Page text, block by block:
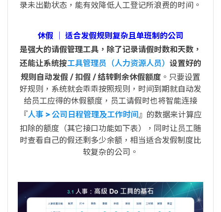
录未出勤状态，能有效降低人工登记所浪费的时间。
休假 │ 适合发假规则复杂且单班制的公司
是强大的请假管理工具，除了记录请假时数和天数，
还能让系统按工具管理员（人力资源人员） 设置好的
规则自动发假 / 扣假 / 结转剩余休假额度 。只要设置
好规则，系统就会乖乖按照规则，时间到期就自动发
给员工应得的休假额度，员工请假时也将智能连接
『人事 > 公司日程管理及工作时间』的数据来计算应
扣除的额度（其它接口功能如下表），同时让员工随
时查看自己的假还剩多少余额，相当适合发假制度比
较复杂的公司。